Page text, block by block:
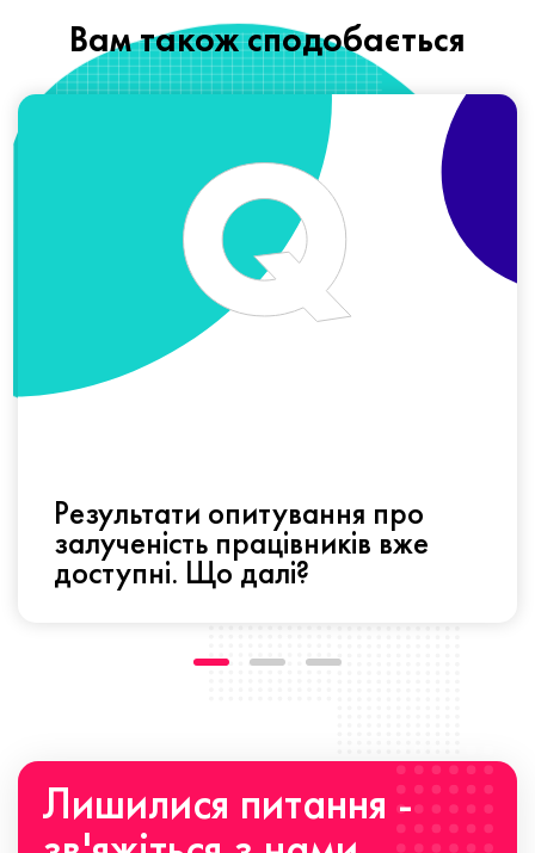
Вам також сподобається
Результати опитування про
залученість працівників вже
доступні. Що далі?
Лишилися питання -